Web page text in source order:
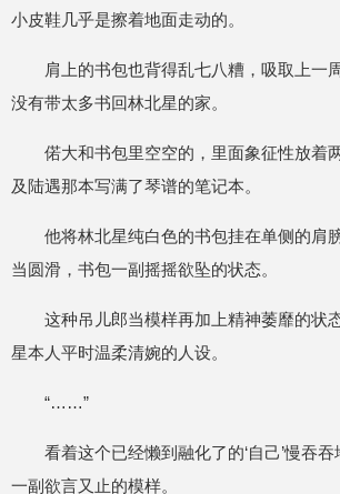
小皮鞋几乎是擦着地面走动的。
肩上的书包也背得乱七八糟，吸取上一
没有带太多书回林北星的家。
偌大和书包里空空的，里面象征性放着
及陆遇那本写满了琴谱的笔记本。
他将林北星纯白色的书包挂在单侧的肩
当圆滑，书包一副摇摇欲坠的状态。
这种吊儿郎当模样再加上精神萎靡的状
星本人平时温柔清婉的人设。
“……”
看着这个已经懒到融化了的‘自己’慢吞
一副欲言又止的模样。